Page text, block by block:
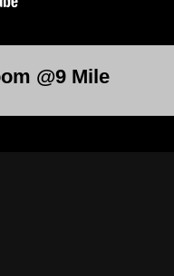
@9 Mile